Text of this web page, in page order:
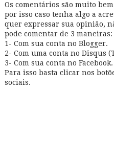
Os comentários são muito
por isso caso tenha algo a
quer expressar sua opinião,
pode comentar de 3 maneiras:
1- Com sua conta no Blogger.
2- Com uma conta no Disqus
3- Com sua conta no Facebook.
Para isso basta clicar nos
sociais.